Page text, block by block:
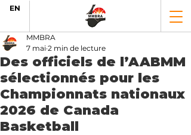
EN
Des officiels de l’AABMM
sélectionnés pour les
Championnats nationaux
2026 de Canada
Basketball
MMBRA
7 mai 2 min de lecture